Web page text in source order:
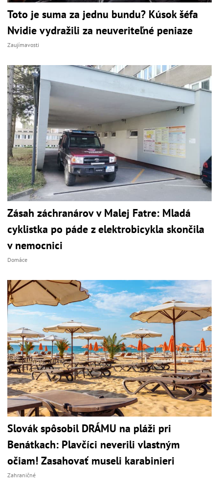
Toto je suma za jednu bundu? Kúsok šéfa
Nvidie vydražili za neuveriteľné peniaze
Zaujímavosti
Zásah záchranárov v Malej Fatre: Mladá
cyklistka po páde z elektrobicykla skončila
v nemocnici
Domáce
Slovák spôsobil DRÁMU na pláži pri
Benátkach: Plavčíci neverili vlastným
očiam! Zasahovať museli karabinieri
Zahraničné